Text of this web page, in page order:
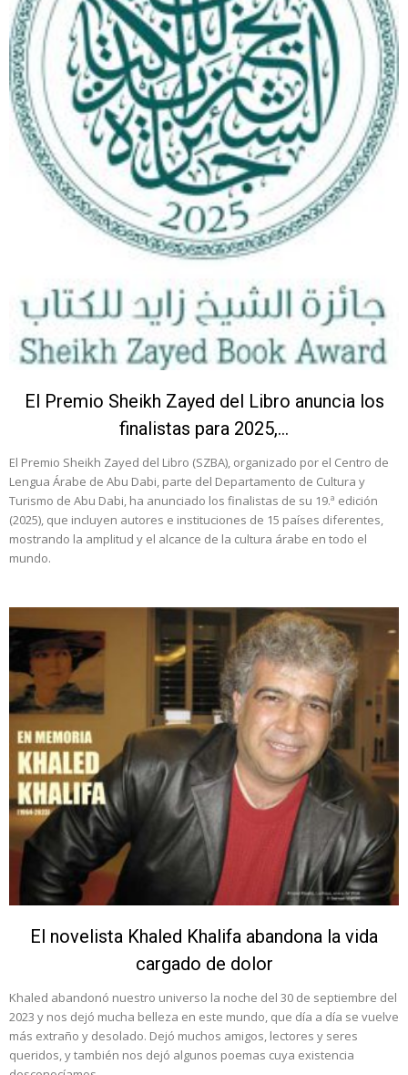
El Premio Sheikh Zayed del Libro anuncia los
finalistas para 2025,...
El Premio Sheikh Zayed del Libro (SZBA), organizado por el Centro de
Lengua Árabe de Abu Dabi, parte del Departamento de Cultura y
Turismo de Abu Dabi, ha anunciado los finalistas de su 19.ª edición
(2025), que incluyen autores e instituciones de 15 países diferentes,
mostrando la amplitud y el alcance de la cultura árabe en todo el
mundo.
El novelista Khaled Khalifa abandona la vida
cargado de dolor
Khaled abandonó nuestro universo la noche del 30 de septiembre del
2023 y nos dejó mucha belleza en este mundo, que día a día se vuelve
más extraño y desolado. Dejó muchos amigos, lectores y seres
queridos, y también nos dejó algunos poemas cuya existencia